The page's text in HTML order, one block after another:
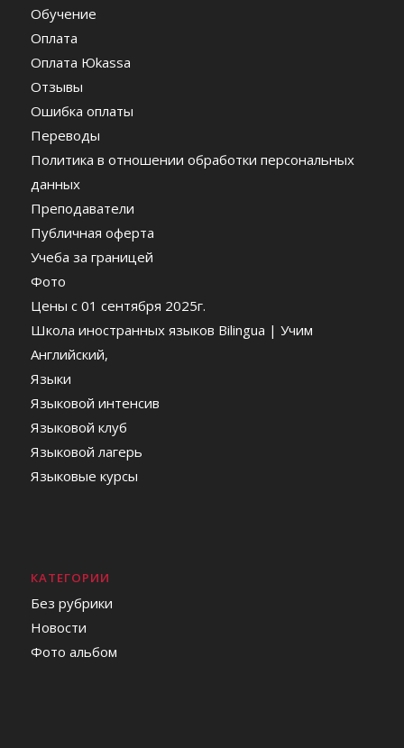
Обучение
Оплата
Оплата Юkassa
Отзывы
Ошибка оплаты
Переводы
Политика в отношении обработки персональных
данных
Преподаватели
Публичная оферта
Учеба за границей
Фото
Цены c 01 сентября 2025г.
Школа иностранных языков Bilingua | Учим
Английский,
Языки
Языковой интенсив
Языковой клуб
Языковой лагерь
Языковые курсы
КАТЕГОРИИ
Без рубрики
Новости
Фото альбом